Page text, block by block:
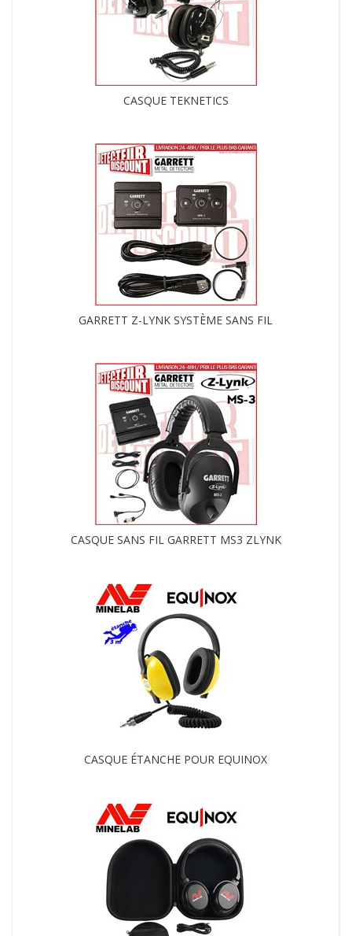
CASQUE TEKNETICS
GARRETT Z-LYNK SYSTÈME SANS FIL
CASQUE SANS FIL GARRETT MS3 ZLYNK
CASQUE ÉTANCHE POUR EQUINOX